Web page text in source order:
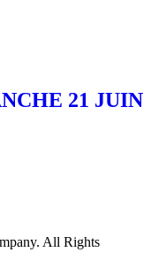
21 JUIN
All Rights